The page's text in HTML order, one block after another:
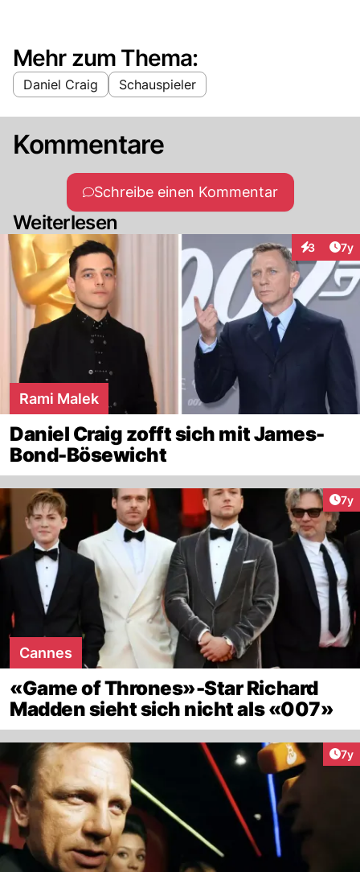
Mehr zum Thema:
Daniel Craig Schauspieler
Kommentare
Schreibe einen Kommentar
Weiterlesen
3 7y
Rami Malek
Daniel Craig zofft sich mit James-
Bond-Bösewicht
7y
Cannes
«Game of Thrones»-Star Richard
Madden sieht sich nicht als «007»
7y